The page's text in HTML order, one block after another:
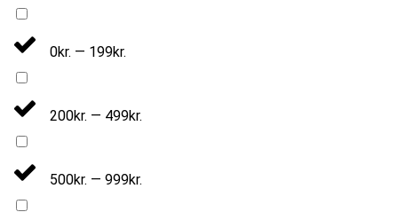
0kr. — 199kr.
200kr. — 499kr.
500kr. — 999kr.